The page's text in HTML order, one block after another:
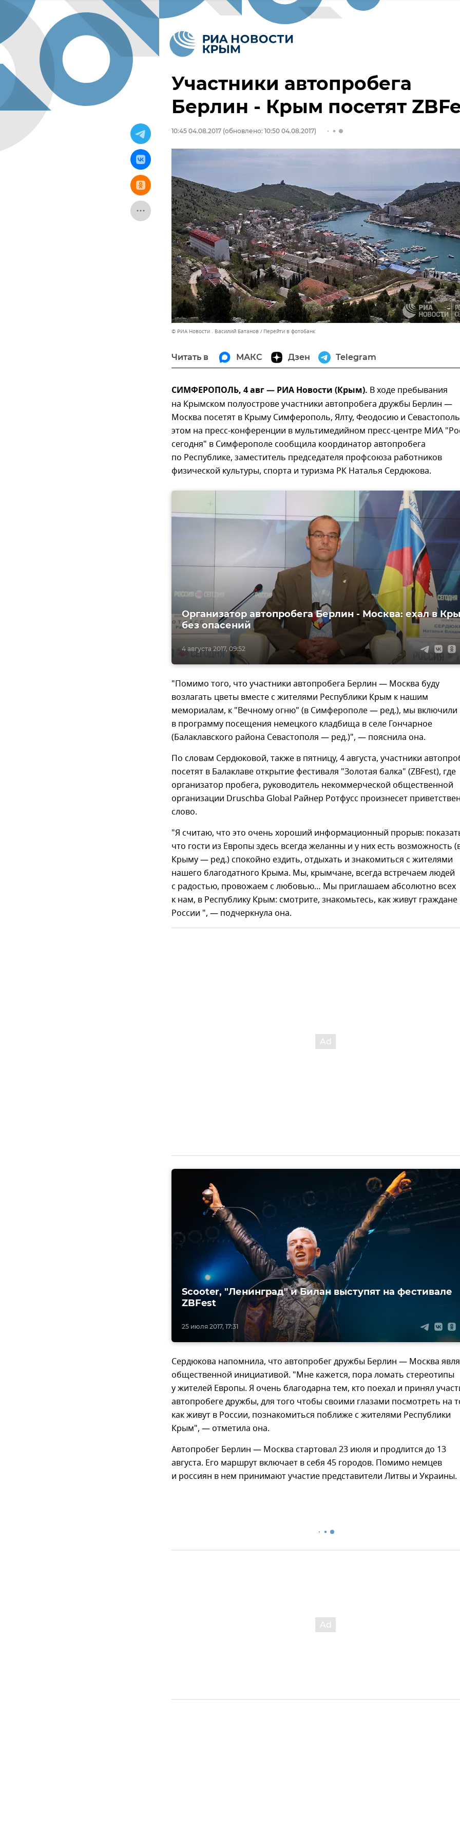
Участники автопробега
Берлин - Крым посетят
10:45 04.08.2017 (обновлено: 10:50 04.08.2017)
© РИА Новости . Василий Батанов Перейти в фотобанк
Читать в МАКС Дзен Telegram
СИМФЕРОПОЛЬ, 4 авг — РИА Новости (Крым). В ходе пребывания
на Крымском полуострове участники автопробега дружбы Берлин —
Москва посетят в Крыму Симферополь, Ялту, Феодосию и
этом на пресс-конференции в мультимедийном пресс-центре МИА
сегодня" в Симферополе сообщила координатор автопробега
по Республике, заместитель председателя профсоюза работников
физической культуры, спорта и туризма РК Наталья Сердюкова.
4 августа 2017, 09:52
Организатор автопробега Берлин - Москва: ехал в
без опасений
"Помимо того, что участники автопробега Берлин — Москва буду
возлагать цветы вместе с жителями Республики Крым к нашим
мемориалам, к "Вечному огню" (в Симферополе — ред.), мы включили
в программу посещения немецкого кладбища в селе Гончарное
(Балаклавского района Севастополя — ред.)", — пояснила она.
По словам Сердюковой, также в пятницу, 4 августа, участники
посетят в Балаклаве открытие фестиваля "Золотая балка" (ZBFest), где
организатор пробега, руководитель некоммерческой общественной
организации Druschba Global Райнер Ротфусс произнесет
слово.
"Я считаю, что это очень хороший информационный прорыв:
что гости из Европы здесь всегда желанны и у них есть возможность
Крыму — ред.) спокойно ездить, отдыхать и знакомиться с жителями
нашего благодатного Крыма. Мы, крымчане, всегда встречаем людей
с радостью, провожаем с любовью… Мы приглашаем абсолютно всех
к нам, в Республику Крым: смотрите, знакомьтесь, как живут граждане
России ", — подчеркнула она.
25 июля 2017, 17:31
Scooter, "Ленинград" и Билан выступят на фестивале
ZBFest
Сердюкова напомнила, что автопробег дружбы Берлин — Москва
общественной инициативой. "Мне кажется, пора ломать стереотипы
у жителей Европы. Я очень благодарна тем, кто поехал и принял
автопробеге дружбы, для того чтобы своими глазами посмотреть на
как живут в России, познакомиться поближе с жителями Республики
Крым", — отметила она.
Автопробег Берлин — Москва стартовал 23 июля и продлится до 13
августа. Его маршрут включает в себя 45 городов. Помимо немцев
и россиян в нем принимают участие представители Литвы и Украины.